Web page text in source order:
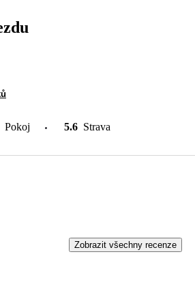
Pokoj 5.6 Strava
Zobrazit všechny recenze